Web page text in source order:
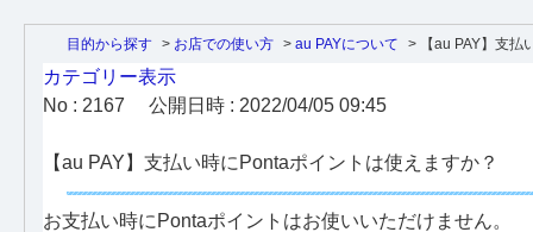
目的から探す > お店での使い方 > au PAYについて > 【au PAY】支払
カテゴリー表示
No : 2167
公開日時 : 2022/04/05 09:45
【au PAY】支払い時にPontaポイントは使えますか？
お支払い時にPontaポイントはお使いいただけません。